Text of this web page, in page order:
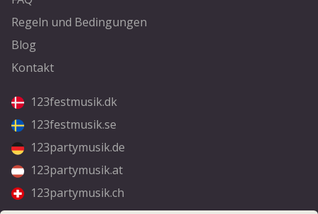
Regeln und Bedingungen
Blog
Kontakt
123festmusik.dk
123festmusik.se
123partymusik.de
123partymusik.at
123partymusik.ch